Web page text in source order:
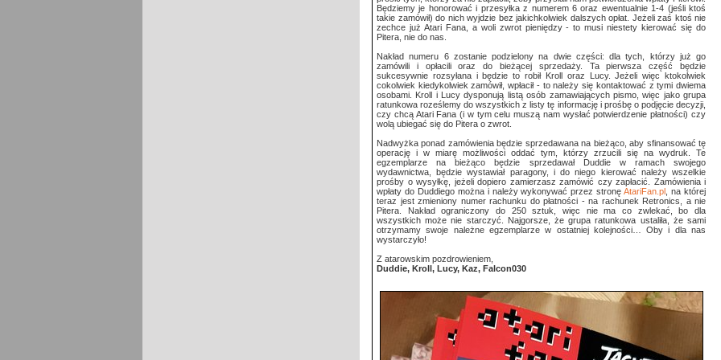
Będziemy je honorować i przesyłka z numerem 6 oraz ewentualnie 1-4 (jeśli ktoś
takie zamówił) do nich wyjdzie bez jakichkolwiek dalszych opłat. Jeżeli zaś ktoś nie
zechce już Atari Fana, a woli zwrot pieniędzy - to musi niestety kierować się do
Pitera, nie do nas.
Nakład numeru 6 zostanie podzielony na dwie części: dla tych, którzy już go
zamówili i opłacili oraz do bieżącej sprzedaży. Ta pierwsza część będzie
sukcesywnie rozsyłana i będzie to robił Kroll oraz Lucy. Jeżeli więc ktokolwiek
cokolwiek kiedykolwiek zamówił, wpłacił - to należy się kontaktować z tymi dwiema
osobami. Kroll i Lucy dysponują listą osób zamawiających pismo, więc jako grupa
ratunkowa roześlemy do wszystkich z listy tę informację i prośbę o podjęcie decyzji,
czy chcą Atari Fana (i w tym celu muszą nam wysłać potwierdzenie płatności) czy
wolą ubiegać się do Pitera o zwrot.
Nadwyżka ponad zamówienia będzie sprzedawana na bieżąco, aby sfinansować tę
operację i w miarę możliwości oddać tym, którzy zrzucili się na wydruk. Te
egzemplarze na bieżąco będzie sprzedawał Duddie w ramach swojego
wydawnictwa, będzie wystawiał paragony, i do niego kierować należy wszelkie
prośby o wysyłkę, jeżeli dopiero zamierzasz zamówić czy zapłacić. Zamówienia i
wpłaty do Duddiego można i należy wykonywać przez stronęAtariFan.pl , na której
teraz jest zmieniony numer rachunku do płatności - na rachunek Retronics, a nie
Pitera. Nakład ograniczony do 250 sztuk, więc nie ma co zwlekać, bo dla
wszystkich może nie starczyć. Najgorsze, że grupa ratunkowa ustaliła, że sami
otrzymamy swoje należne egzemplarze w ostatniej kolejności… Oby i dla nas
wystarczyło!
Z atarowskim pozdrowieniem,
Duddie, Kroll, Lucy, Kaz, Falcon030